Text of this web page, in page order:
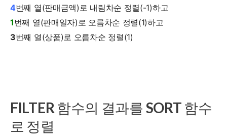
4번째 열(판매금액)로 내림차순 정렬(-1)하고
1 번째 열(판매일자)로 오름차순 정렬(1)하고
3번째 열(상품)로 오름차순 정렬(1)
FILTER 함수의 결과를 SORT 함수
로 정렬